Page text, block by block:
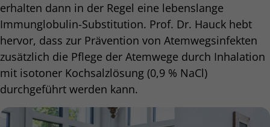
erhalten dann in der Regel eine lebenslange
Immunglobulin-Substitution. Prof. Dr. Hauck hebt
hervor, dass zur Prävention von Atemwegsinfekten
zusätzlich die Pflege der Atemwege durch Inhalation
mit isotoner Kochsalzlösung (0,9 % NaCl)
durchgeführt werden kann.